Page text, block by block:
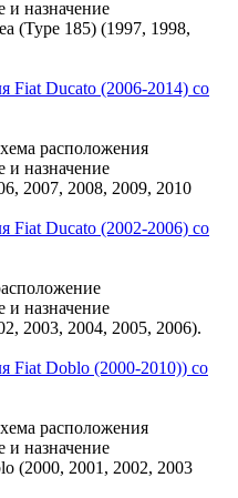
и назначение
(Type 185) (1997, 1998,
Fiat Ducato (2006-2014) со
расположения
и назначение
2007, 2008, 2009, 2010
Fiat Ducato (2002-2006) со
и назначение
2003, 2004, 2005, 2006).
Fiat Doblo (2000-2010)) со
расположения
и назначение
(2000, 2001, 2002, 2003